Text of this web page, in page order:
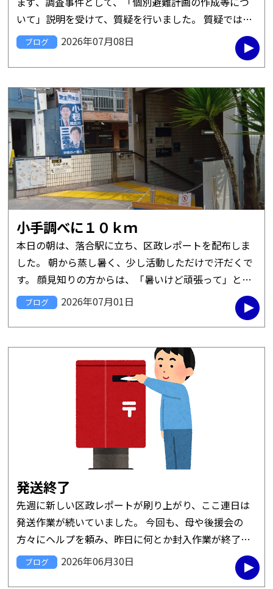
いて」説明を受けて、質疑を行いました。 質疑では、
周知のスケジュールやセルフプランとの関係性、避難
行動要支援者の内、緊急性 […]
ブログ 2026年07月08日
小手調べに１０ｋｍ
本日の朝は、落合駅に立ち、区政レポートを配布しま
した。 朝から蒸し暑く、少し活動しただけで汗だくで
す。 顔見知りの方からは、「暑いけど頑張って」と声
をかけていただき、朝から気分上々です。 駅頭後は、
少し残っ […]
ブログ 2026年07月01日
発送終了
先週に新しい区政レポートが刷り上がり、ここ連日は
発送作業が続いていました。 今回も、母や後援会の
方々にヘルプを頼み、昨日に何とか封入作業が終了。
本日は、それらを持って郵便局へ。 昨日作業した郵便
物、無事に全ての投函が済 […]
ブログ 2026年06月30日